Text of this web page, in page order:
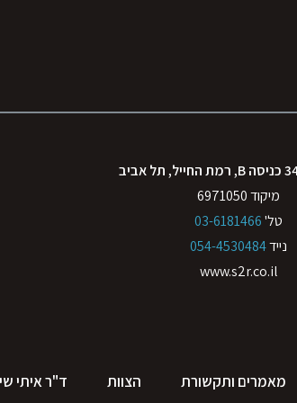
מיקוד 6971050
טל'03-6181466
נייד054-4530484
www.s2r.co.il
מאמרים ותקשורת הצוות ד"ר איתי